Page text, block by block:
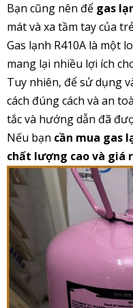
Bạn cũng nên để gas
mát và xa tầm tay của
Gas lạnh R410A là một
mang lại nhiều lợi ích
Tuy nhiên, để sử dụng
cách đúng cách và an
tắc và hướng dẫn đã
Nếu bạn cần mua gas
chất lượng cao và giá